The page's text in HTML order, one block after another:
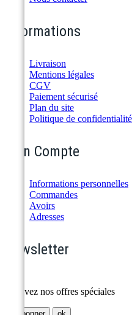
Informations
Livraison
Mentions légales
CGV
Paiement sécurisé
Plan du site
Politique de confidentialité
Mon Compte
Informations personnelles
Commandes
Avoirs
Adresses
Newsletter
Recevez nos offres spéciales